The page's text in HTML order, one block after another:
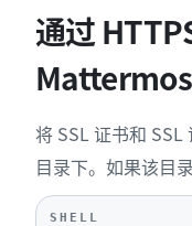
通过
将 SSL 证书和 SSL
目录下。如果该目
SHELL